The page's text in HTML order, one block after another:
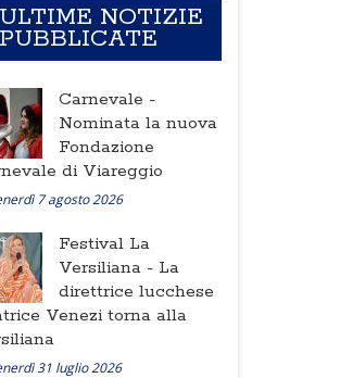
ULTIME NOTIZIE
PUBBLICATE
Carnevale -
Nominata la nuova
Fondazione
di Viareggio
7 agosto 2026
Festival La
Versiliana - La
direttrice lucchese
Venezi torna alla
31 luglio 2026